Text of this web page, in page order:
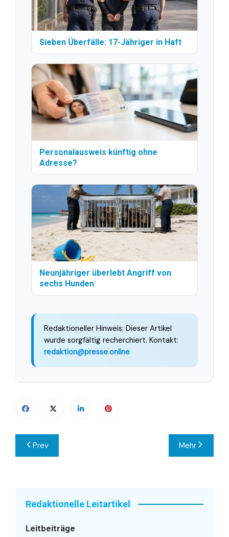
Sieben Überfälle: 17-Jähriger in Haft
Personalausweis künftig ohne
Adresse?
Neunjähriger überlebt Angriff von
sechs Hunden
Redaktioneller Hinweis: Dieser Artikel
wurde sorgfältig recherchiert. Kontakt:
redaktion@presse.online
Beitragsnavigation
Prev Mehr
Redaktionelle Leitartikel
Leitbeiträge